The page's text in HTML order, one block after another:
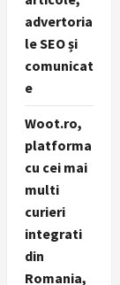
advertoria
le SEO și
comunicat
e
Woot.ro,
platforma
cu cei mai
multi
curieri
integrati
din
Romania,